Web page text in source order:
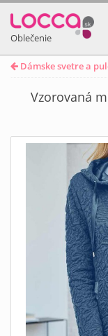
Oblečenie
Dámske svetre a
Vzorovaná